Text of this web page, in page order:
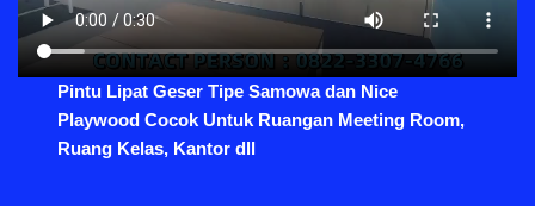
Pintu Lipat Geser Tipe Samowa dan Nice
Playwood Cocok Untuk Ruangan Meeting Room,
Ruang Kelas, Kantor dll